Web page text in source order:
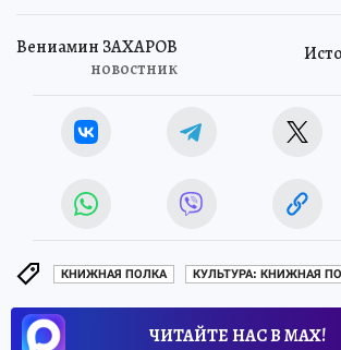
Вениамин ЗАХАРОВ
новостник
КНИЖНАЯ ПОЛКА КУЛЬТУРА: КНИЖНАЯ
ЧИТАЙТЕ НАС В МАХ!